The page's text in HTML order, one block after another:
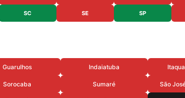
SC SE SP
Guarulhos Indaiatuba
Sorocaba Sumaré São